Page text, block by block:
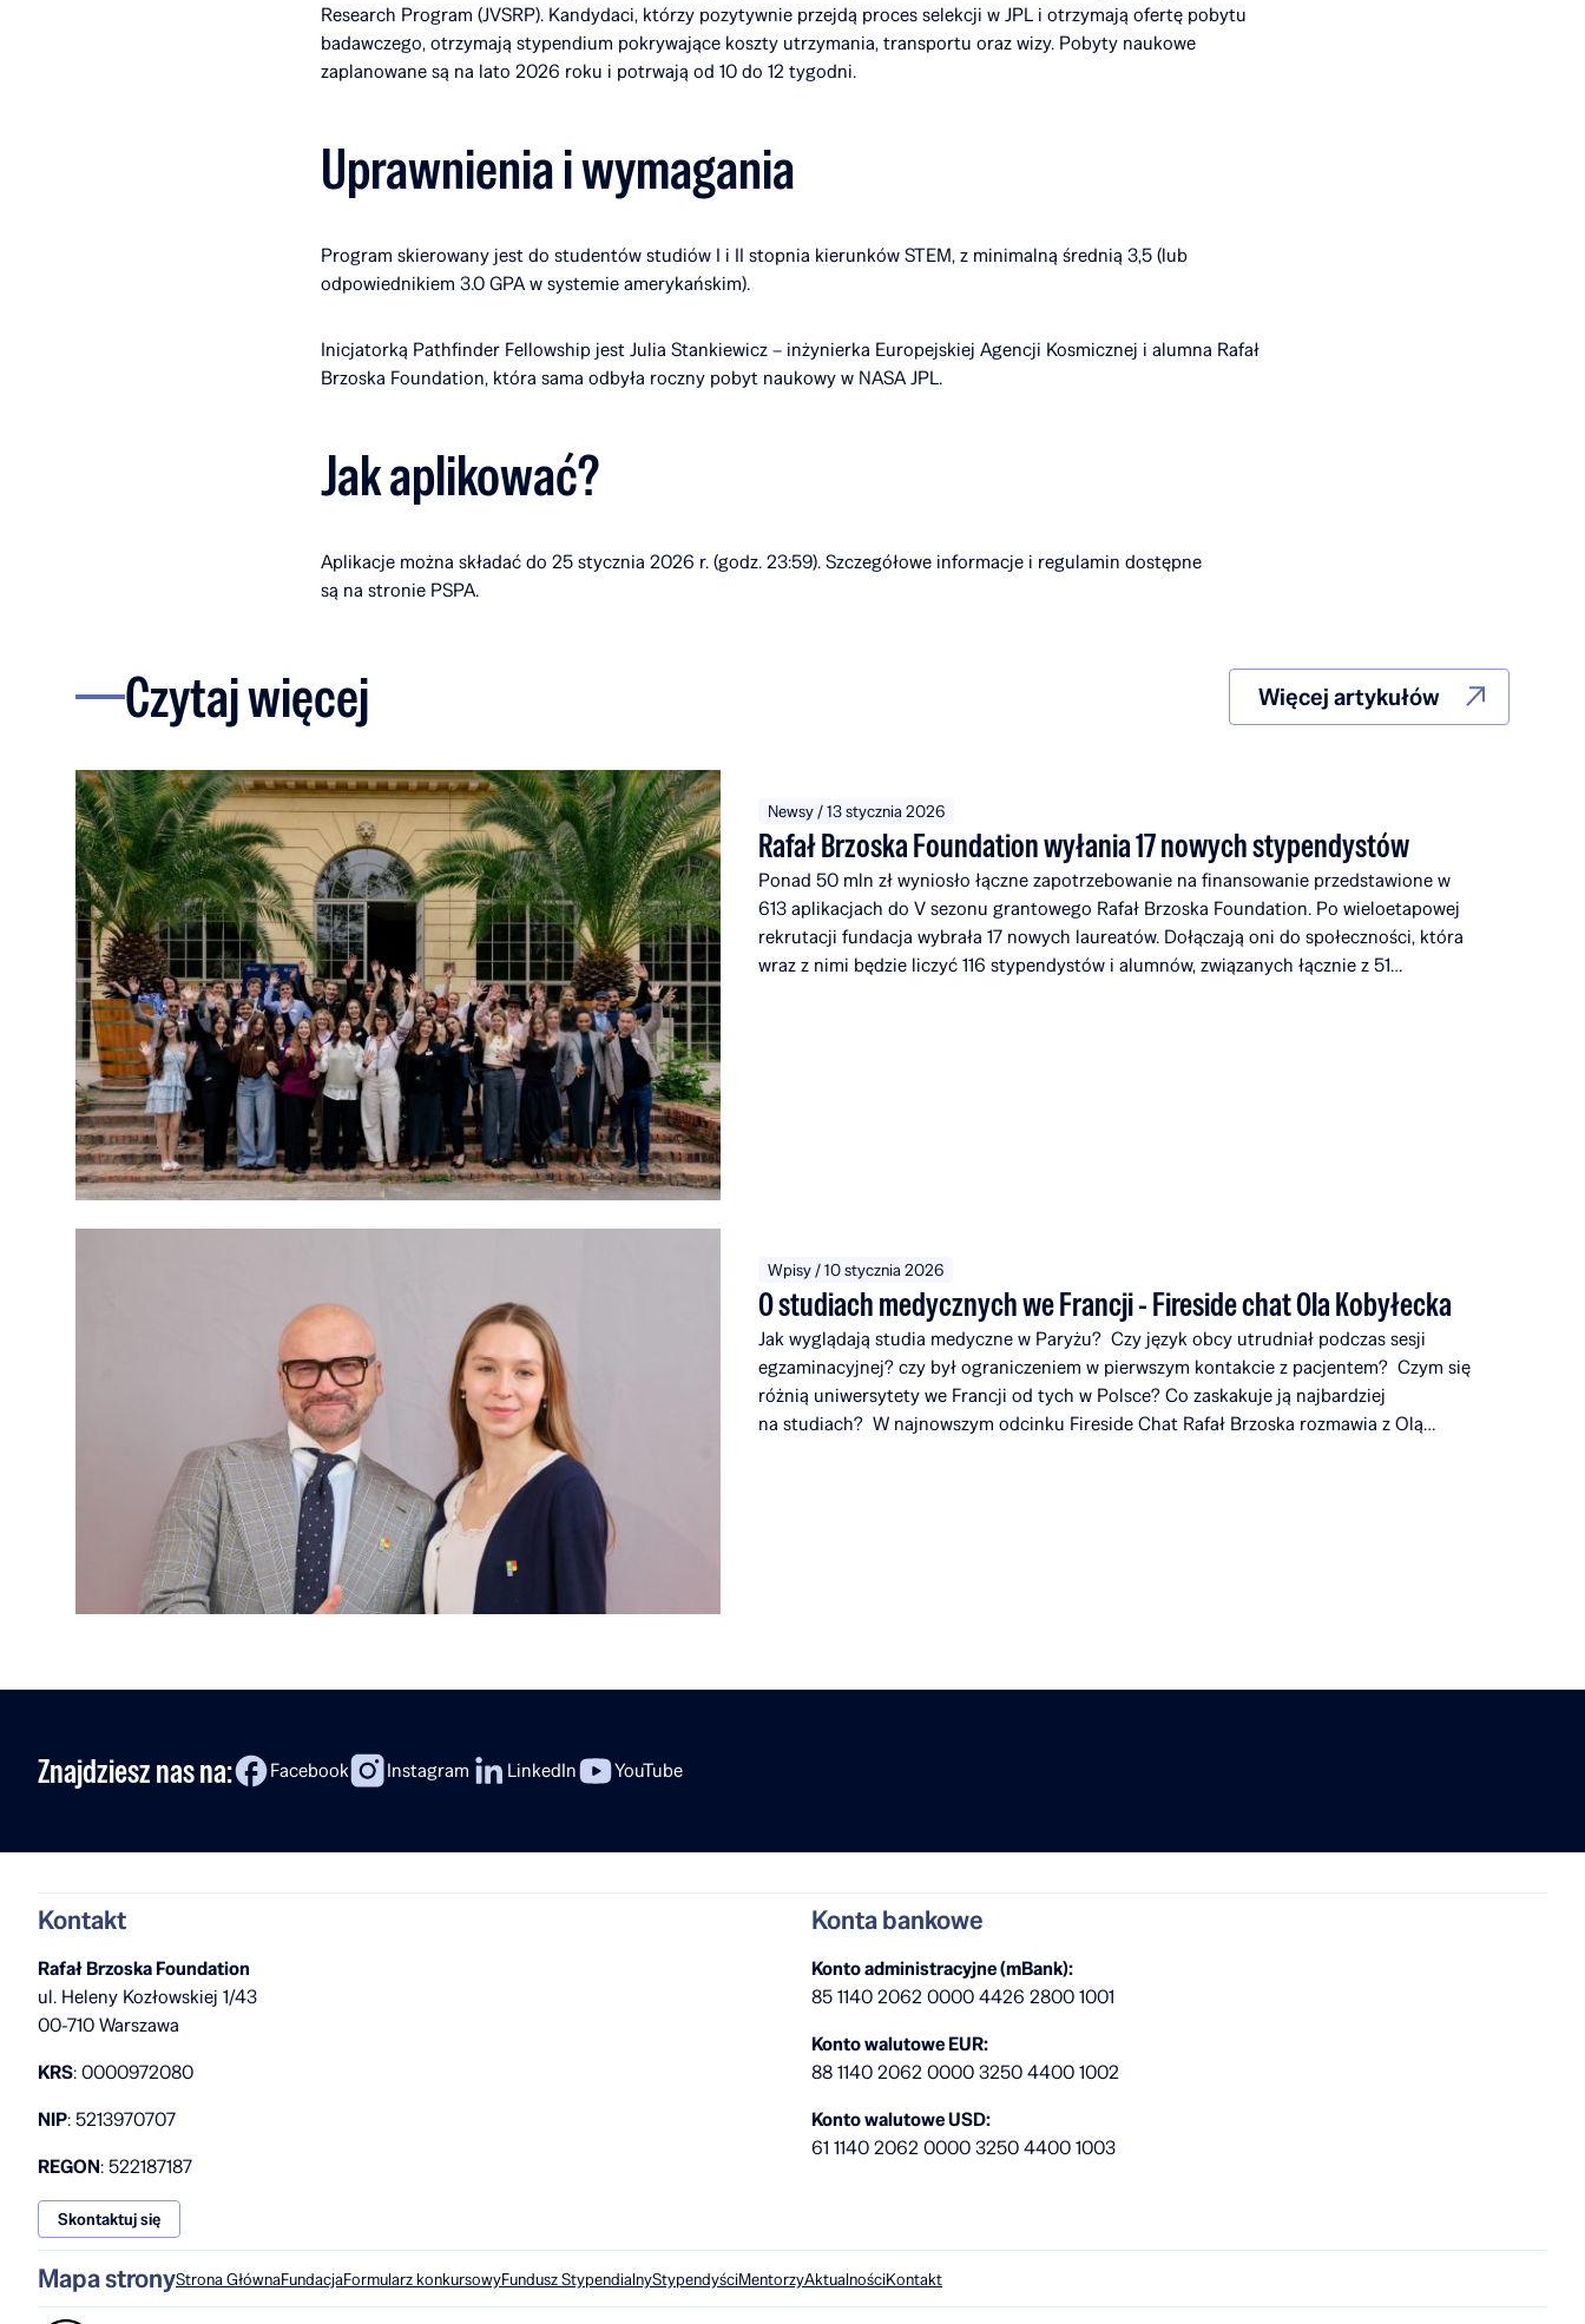
Research Program (JVSRP). Kandydaci, którzy pozytywnie przejdą proces selekcji w JPL i otrzymają ofertę pobytu
badawczego, otrzymają stypendium pokrywające koszty utrzymania, transportu oraz wizy. Pobyty naukowe
zaplanowane są na lato 2026 roku i potrwają od 10 do 12 tygodni.
Uprawnienia i wymagania
Program skierowany jest do studentów studiów I i II stopnia kierunków STEM, z minimalną średnią 3,5 (lub
odpowiednikiem 3.0 GPA w systemie amerykańskim).
Inicjatorką Pathfinder Fellowship jest Julia Stankiewicz – inżynierka Europejskiej Agencji Kosmicznej i alumna Rafał
Brzoska Foundation, która sama odbyła roczny pobyt naukowy w NASA JPL.
Jak aplikować?
Aplikacje można składać do 25 stycznia 2026 r. (godz. 23:59). Szczegółowe informacje i regulamin dostępne
są na stronie PSPA.
Czytaj więcej Więcej artykułów
Newsy / 13 stycznia 2026
Rafał Brzoska Foundation wyłania 17 nowych stypendystów
Ponad 50 mln zł wyniosło łączne zapotrzebowanie na finansowanie przedstawione w
613 aplikacjach do V sezonu grantowego Rafał Brzoska Foundation. Po wieloetapowej
rekrutacji fundacja wybrała 17 nowych laureatów. Dołączają oni do społeczności, która
wraz z nimi będzie liczyć 116 stypendystów i alumnów, związanych łącznie z 51
Wpisy / 10 stycznia 2026
O studiach medycznych we Francji - Fireside chat Ola Kobyłecka
Jak wyglądają studia medyczne w Paryżu? Czy język obcy utrudniał podczas sesji
egzaminacyjnej? czy był ograniczeniem w pierwszym kontakcie z pacjentem? Czym się
różnią uniwersytety we Francji od tych w Polsce? Co zaskakuje ją najbardziej
na studiach? W najnowszym odcinku Fireside Chat Rafał Brzoska rozmawia z Olą
Znajdziesz nas na: Facebook Instagram LinkedIn YouTube
Kontakt
Rafał Brzoska Foundation
ul. Heleny Kozłowskiej 1/43
00-710 Warszawa
KRS: 0000972080
NIP: 5213970707
REGON: 522187187
Skontaktuj się
Konta bankowe
Konto administracyjne (mBank):
85 1140 2062 0000 4426 2800 1001
Konto walutowe EUR:
88 1140 2062 0000 3250 4400 1002
Konto walutowe USD:
61 1140 2062 0000 3250 4400 1003
Mapa stronyStrona GłównaFundacjaFormularz konkursowyFundusz StypendialnyStypendyściMentorzyAktualnościKontakt